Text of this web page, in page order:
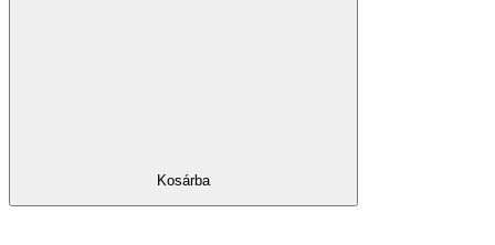
Kosárba